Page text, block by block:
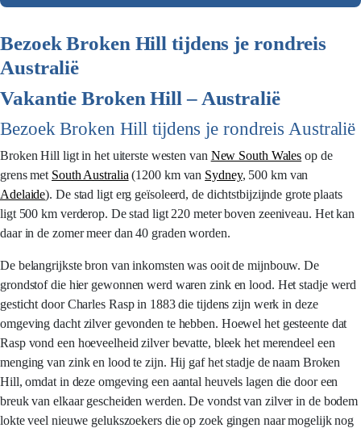
Bezoek Broken Hill tijdens je rondreis
Australië
Vakantie Broken Hill – Australië
Bezoek Broken Hill tijdens je rondreis Australië
Broken Hill ligt in het uiterste westen van New South Wales op de
grens met South Australia (1200 km van Sydney, 500 km van
Adelaide). De stad ligt erg geïsoleerd, de dichtstbijzijnde grote plaats
ligt 500 km verderop. De stad ligt 220 meter boven zeeniveau. Het kan
daar in de zomer meer dan 40 graden worden.
De belangrijkste bron van inkomsten was ooit de mijnbouw. De
grondstof die hier gewonnen werd waren zink en lood. Het stadje werd
gesticht door Charles Rasp in 1883 die tijdens zijn werk in deze
omgeving dacht zilver gevonden te hebben. Hoewel het gesteente dat
Rasp vond een hoeveelheid zilver bevatte, bleek het merendeel een
menging van zink en lood te zijn. Hij gaf het stadje de naam Broken
Hill, omdat in deze omgeving een aantal heuvels lagen die door een
breuk van elkaar gescheiden werden. De vondst van zilver in de bodem
lokte veel nieuwe gelukszoekers die op zoek gingen naar mogelijk nog